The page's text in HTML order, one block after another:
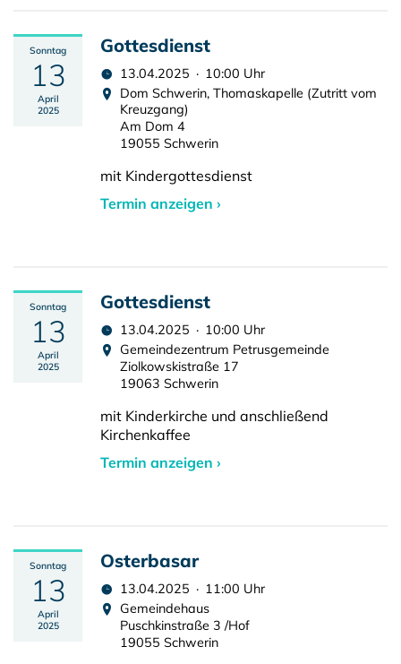
Sonntag
13
April
2025
Gottesdienst
13.04.2025 · 10:00 Uhr
Dom Schwerin, Thomaskapelle (Zutritt vom
Kreuzgang)
Am Dom 4
19055 Schwerin
mit Kindergottesdienst
Termin anzeigen ›
Sonntag
13
April
2025
Gottesdienst
13.04.2025 · 10:00 Uhr
Gemeindezentrum Petrusgemeinde
Ziolkowskistraße 17
19063 Schwerin
mit Kinderkirche und anschließend
Kirchenkaffee
Termin anzeigen ›
Sonntag
13
April
2025
Osterbasar
13.04.2025 · 11:00 Uhr
Gemeindehaus
Puschkinstraße 3 /Hof
19055 Schwerin